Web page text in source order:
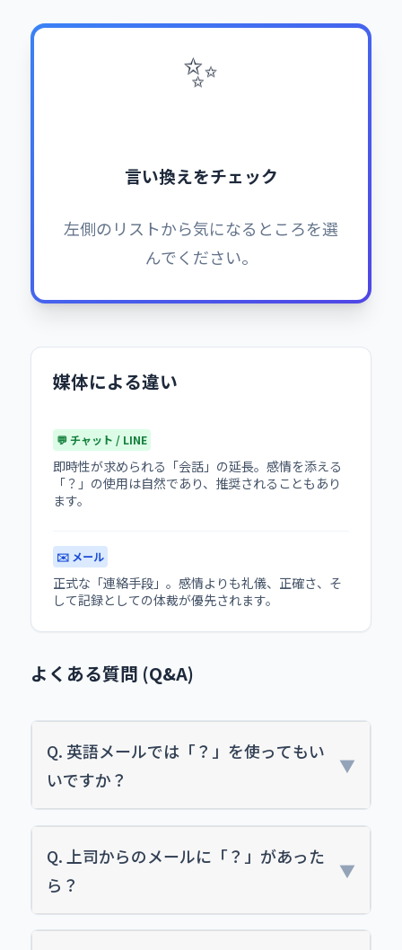
✨
言い換えをチェック
左側のリストから気になるところを選
んでください。
媒体による違い
💬 チャット / LINE
即時性が求められる「会話」の延長。感情を添える
「？」の使用は自然であり、推奨されることもあり
ます。
✉️ メール
正式な「連絡手段」。感情よりも礼儀、正確さ、そ
して記録としての体裁が優先されます。
よくある質問 (Q&A)
Q. 英語メールでは「？」を使ってもい
いですか？
▼
Q. 上司からのメールに「？」があった
ら？
▼